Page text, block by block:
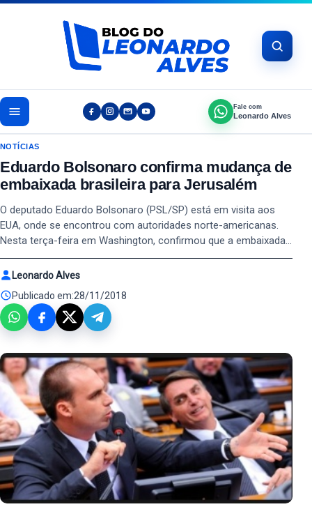
Pular para o conteúdo
Fale com
Leonardo Alves
NOTÍCIAS
Eduardo Bolsonaro confirma mudança de
embaixada brasileira para Jerusalém
O deputado Eduardo Bolsonaro (PSL/SP) está em visita aos
EUA, onde se encontrou com autoridades norte-americanas.
Nesta terça-feira em Washington, confirmou que a embaixada…
Leonardo Alves
Publicado em:28/11/2018